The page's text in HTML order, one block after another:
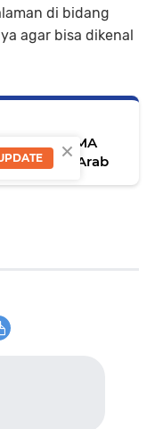
di bidang
agar bisa dikenal
dan ILMA
Bahasa Arab
×